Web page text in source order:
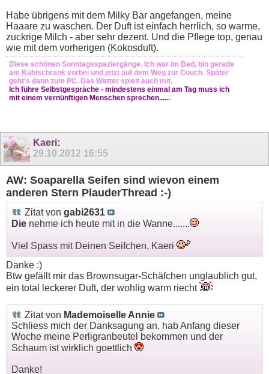
Habe übrigens mit dem Milky Bar angefangen, meine
Haaare zu waschen. Der Duft ist einfach herrlich, so warme,
zuckrige Milch - aber sehr dezent. Und die Pflege top, genau
wie mit dem vorherigen (Kokosduft).
Diese schönen Sonntagsspaziergänge. Ich war im Bad, bin gerade
am Kühlschrank vorbei und jetzt auf dem Weg zur Couch. Später
geht's dann zum PC. Das Wetter spielt auch mit.
Ich führe Selbstgespräche - mindestens einmal am Tag muss ich
mit einem vernünftigen Menschen sprechen......
Kaeri:
29.10.2012 16:55
AW: Soaparella Seifen sind wievon einem
anderen Stern PlauderThread :-)
Zitat von gabi2631
Die nehme ich heute mit in die Wanne.......
Viel Spass mit Deinen Seifchen, Kaeri
Danke :)
Btw gefällt mir das Brownsugar-Schäfchen unglaublich gut,
ein total leckerer Duft, der wohlig warm riecht
Zitat von Mademoiselle Annie
Schliess mich der Danksagung an, hab Anfang dieser
Woche meine Perligranbeutel bekommen und der
Schaum ist wirklich goettlich
Danke!